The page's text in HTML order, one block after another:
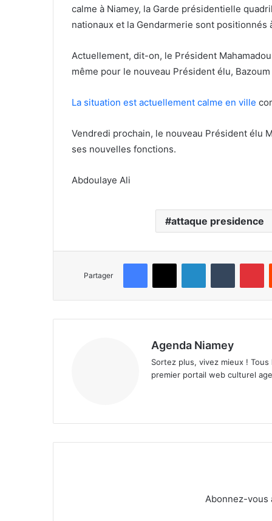
calme à Niamey, la Garde présidentielle
nationaux et la Gendarmerie sont
Actuellement, dit-on, le Président
même pour le nouveau Président élu, Bazoum
La situation est actuellement calme en ville
Vendredi prochain, le nouveau Président élu
ses nouvelles fonctions.
Abdoulaye Ali
attaque presidence
Partager
Agenda Niamey
Sortez plus, vivez mieux !
premier portail web culturel
Abonnez-vous